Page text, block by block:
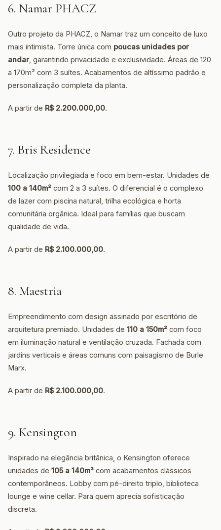
6. Namar PHACZ
Outro projeto da PHACZ, o Namar traz um conceito de luxo
mais intimista. Torre única com poucas unidades por
andar, garantindo privacidade e exclusividade. Áreas de 120
a 170m² com 3 suítes. Acabamentos de altíssimo padrão e
personalização completa da planta.
A partir de R$ 2.200.000,00.
7. Bris Residence
Localização privilegiada e foco em bem-estar. Unidades de
100 a 140m² com 2 a 3 suítes. O diferencial é o complexo
de lazer com piscina natural, trilha ecológica e horta
comunitária orgânica. Ideal para famílias que buscam
qualidade de vida.
A partir de R$ 2.100.000,00.
8. Maestria
Empreendimento com design assinado por escritório de
arquitetura premiado. Unidades de 110 a 150m² com foco
em iluminação natural e ventilação cruzada. Fachada com
jardins verticais e áreas comuns com paisagismo de Burle
Marx.
A partir de R$ 2.100.000,00.
9. Kensington
Inspirado na elegância britânica, o Kensington oferece
unidades de 105 a 140m² com acabamentos clássicos
contemporâneos. Lobby com pé-direito triplo, biblioteca
lounge e wine cellar. Para quem aprecia sofisticação
discreta.